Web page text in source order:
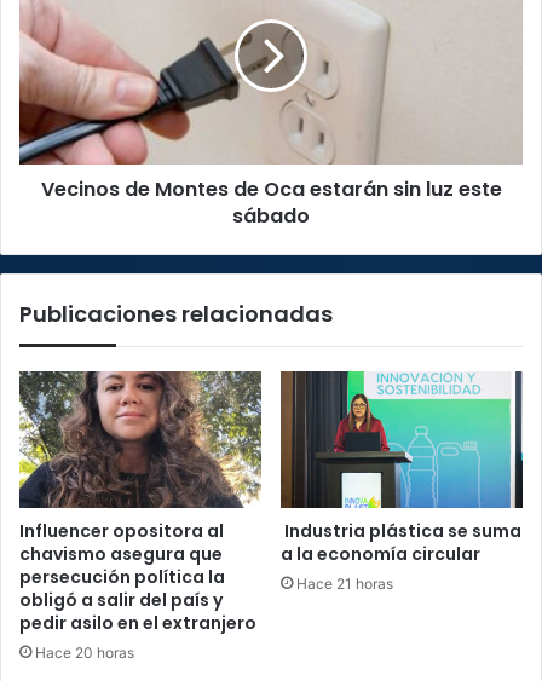
Montes
de
Oca
estarán
sin
luz
este
sábado
Vecinos de Montes de Oca estarán sin luz este
sábado
Publicaciones relacionadas
Influencer opositora al
chavismo asegura que
persecución política la
obligó a salir del país y
pedir asilo en el extranjero
Hace 20 horas
Industria plástica se suma
a la economía circular
Hace 21 horas